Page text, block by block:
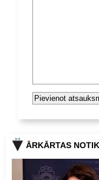
ĀRKĀRTAS